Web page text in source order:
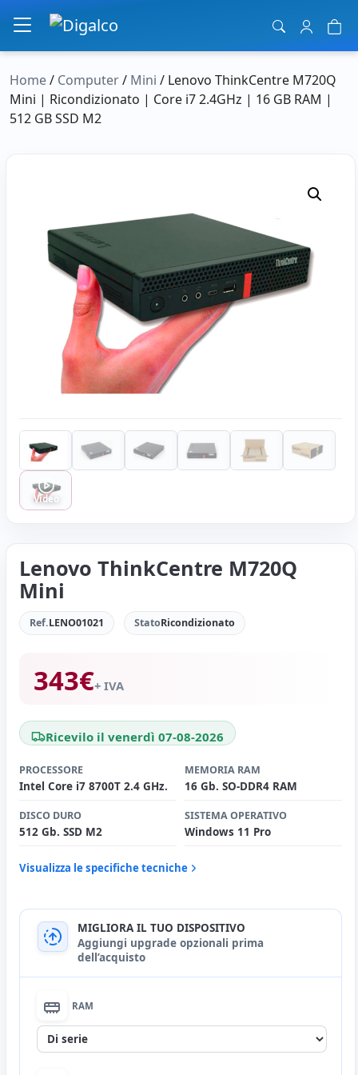
Navigazione principale
Home/ Computer/ Mini / Lenovo ThinkCentre M720Q
Mini | Ricondizionato | Core i7 2.4GHz | 16 GB RAM |
512 GB SSD M2
Video
Lenovo ThinkCentre M720Q
Mini
Ref.LENO01021 StatoRicondizionato
343€+ IVA
Ricevilo il venerdì 07-08-2026
PROCESSORE
Intel Core i7 8700T 2.4 GHz.
MEMORIA RAM
16 Gb. SO-DDR4 RAM
DISCO DURO
512 Gb. SSD M2
SISTEMA OPERATIVO
Windows 11 Pro
Visualizza le specifiche tecniche
MIGLIORA IL TUO DISPOSITIVO
Aggiungi upgrade opzionali prima
dell’acquisto
Nessuna
RAM